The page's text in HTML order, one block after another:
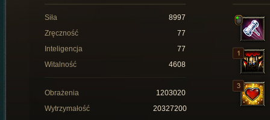
Siła
8997
Zręczność
77
Inteligencja
77
Witalność
4608
Obrażenia
1203020
Wytrzymałość
20327200